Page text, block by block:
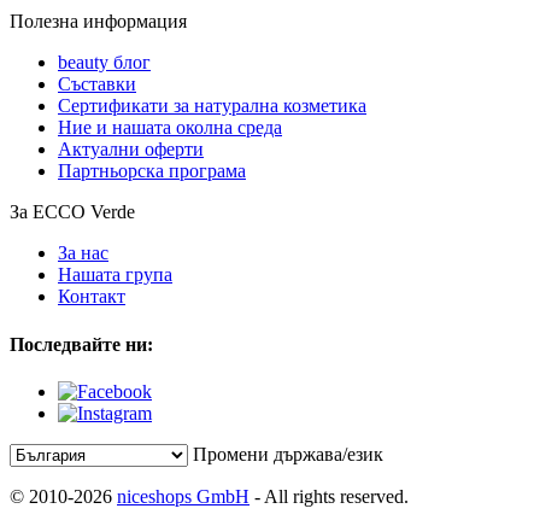
Полезна информация
beauty блог
Съставки
Сертификати за натурална козметика
Ние и нашата околна среда
Актуални оферти
Партньорска програма
За ECCO Verde
За нас
Нашата група
Контакт
Последвайте ни:
Промени държава/език
© 2010-2026 niceshops GmbH - All rights reserved.